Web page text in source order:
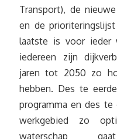
Transport), de
en de
laatste is voor ieder
iedereen zijn
jaren tot 2050 zo
hebben. Des te
programma en des
werkgebied zo